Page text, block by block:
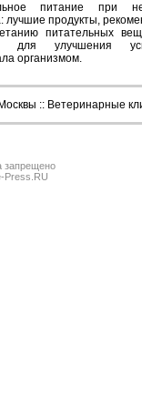
питание при
лучшие продукты,
питательных
для улучшения
организмом.
:: Ветеринарные
запрещено
Press.RU